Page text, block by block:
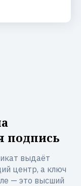
подпись
выдаёт
центр, а ключ
— это высший